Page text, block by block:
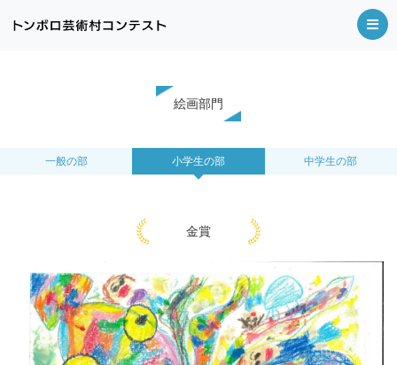
絵画部門
一般の部 小学生の部 中学生の部
金賞